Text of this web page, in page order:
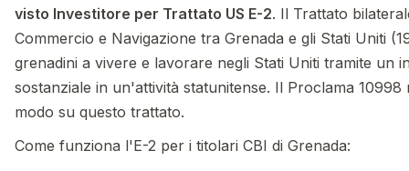
visto Investitore per Trattato US E-2. Il Trattato
Commercio e Navigazione tra Grenada e gli Stati Uniti
grenadini a vivere e lavorare negli Stati Uniti tramite un
sostanziale in un'attività statunitense. Il Proclama 10998
modo su questo trattato.
Come funziona l'E-2 per i titolari CBI di Grenada: